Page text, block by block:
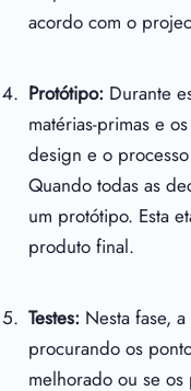
acordo com o
Protótipo: Durante
matérias-primas e
design e o
Quando todas as
um protótipo. Esta
produto final.
Testes: Nesta fase,
procurando os
melhorado ou se